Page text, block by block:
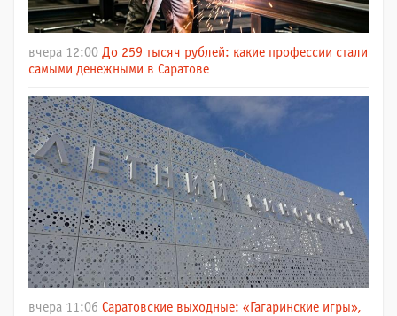
вчера 12:00 До 259 тысяч рублей: какие профессии стали
самыми денежными в Саратове
вчера 11:06 Саратовские выходные: «Гагаринские игры»,